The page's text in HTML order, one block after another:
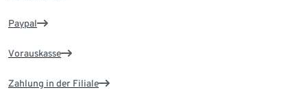
Paypal
Vorauskasse
Zahlung in der Filiale